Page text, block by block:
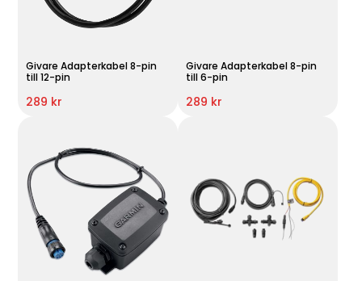
Givare Adapterkabel 8-pin
till 12-pin
289 kr
Givare Adapterkabel 8-pin
till 6-pin
289 kr